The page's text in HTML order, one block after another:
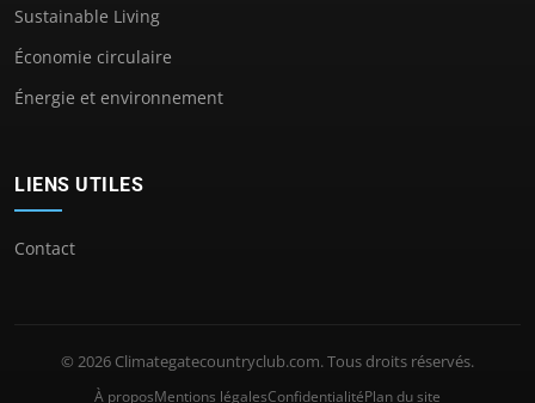
Sustainable Living
Économie circulaire
Énergie et environnement
LIENS UTILES
Contact
© 2026 Climategatecountryclub.com. Tous droits réservés.
À proposMentions légalesConfidentialitéPlan du site